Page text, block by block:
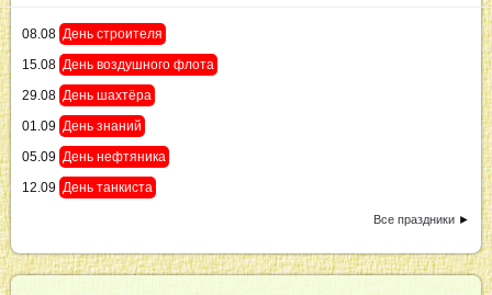
08.08 День строителя
15.08 День воздушного флота
29.08 День шахтёра
01.09 День знаний
05.09 День нефтяника
12.09 День танкиста
Все праздники ►